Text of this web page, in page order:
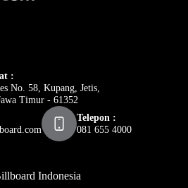
:
No. 58, Kupang, Jetis,
Timur - 61352
Telepon :
081 655 4000
Indonesia